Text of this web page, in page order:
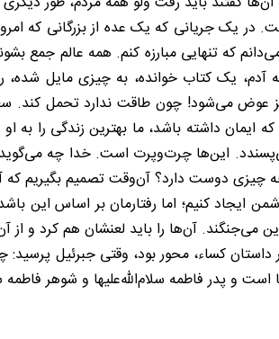
یک جریانی که یک عده از بزرگانی که
که تنهایی مبارزه کنم. همه عالم
آدم، یک کتاب خوانده، به چیزی مایل
عوض می‌شود! چون طاقت ندارد تحمل کند.
داشته باشد، ما بهترین زندگی را به
این‌ها چرت‌وپرت است. خدا چه می‌گوید؟
چیزی دوست دارد؟ آن‌وقت تصمیم بگیریم
ایجاد کنیم؛ اما رفتارمان بر اساس
می‌جنگند. آن‌ها را باید لعنشان هم کرد و
کساء، محور بود، وقتی جبرئیل
و پدر فاطمه سلام‌الله‌علیها و شوهر فاطمه